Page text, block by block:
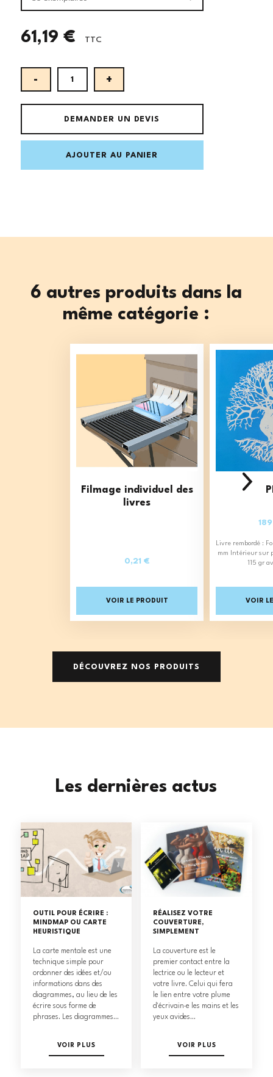
61,19 € TTC
AJOUTER AU PANIER
DEMANDER UN DEVIS
6 autres produits dans la
même catégorie :
Filmage individuel des
livres
0,21 €
VOIR LE PRODUIT
Livre rembordé :
mm Intérieur sur
115 gr
VOIR
DÉCOUVREZ NOS PRODUITS
Les dernières actus
OUTIL POUR ÉCRIRE :
MINDMAP OU CARTE
HEURISTIQUE
La carte mentale est une
technique simple pour
ordonner des idées et/ou
informations dans des
diagrammes, au lieu de les
écrire sous forme de
phrases. Les diagrammes...
VOIR PLUS
RÉALISEZ VOTRE
COUVERTURE,
SIMPLEMENT
La couverture est le
premier contact entre la
lectrice ou le lecteur et
votre livre. Celui qui fera
le lien entre votre plume
d'écrivain·e les mains et les
yeux avides...
VOIR PLUS